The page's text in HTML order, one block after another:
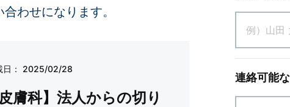
わせになります。
： 2025/02/28
膚科】法人からの切り
連絡可能